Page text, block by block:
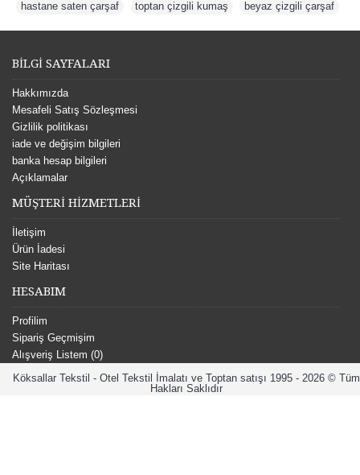
hastane saten çarşaf
toptan çizgili kumaş beyaz çizgili çarşaf
BİLGİ SAYFALARI
Hakkımızda
Mesafeli Satış Sözleşmesi
Gizlilik politikası
iade ve değişim bilgileri
banka hesap bilgileri
Açıklamalar
MÜŞTERİ HİZMETLERİ
İletişim
Ürün İadesi
Site Haritası
HESABIM
Profilim
Sipariş Geçmişim
Alışveriş Listem (0)
Köksallar Tekstil - Otel Tekstil İmalatı ve Toptan satışı 1995 - 2026 © Tüm
Hakları Saklıdır